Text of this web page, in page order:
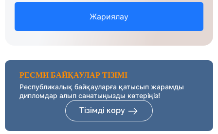
Жариялау
РЕСМИ БАЙҚАУЛАР ТІЗІМІ
Республикалық байқауларға қатысып жарамды
дипломдар алып санатыңызды көтеріңіз!
Тізімді көру